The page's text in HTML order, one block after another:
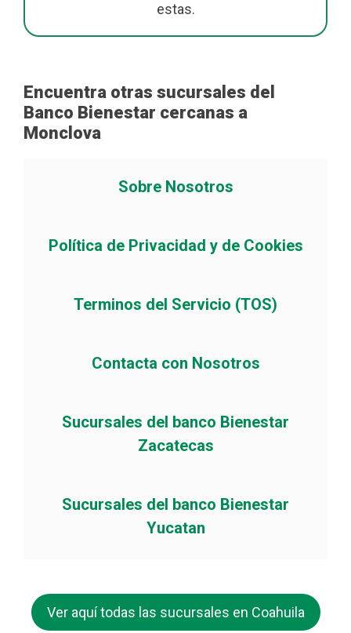
estas.
Encuentra otras sucursales del
Banco Bienestar cercanas a
Monclova
Sobre Nosotros
Política de Privacidad y de Cookies
Terminos del Servicio (TOS)
Contacta con Nosotros
Sucursales del banco Bienestar
Zacatecas
Sucursales del banco Bienestar
Yucatan
Ver aquí todas las sucursales en Coahuila